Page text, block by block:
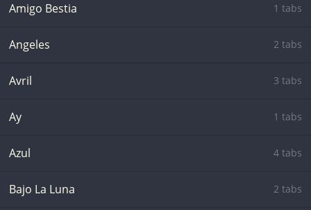
Amigo Bestia 1 tabs
Angeles 2 tabs
Avril 3 tabs
Ay 1 tabs
Azul 4 tabs
Bajo La Luna 2 tabs